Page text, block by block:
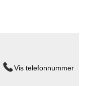
Vis telefonnummer